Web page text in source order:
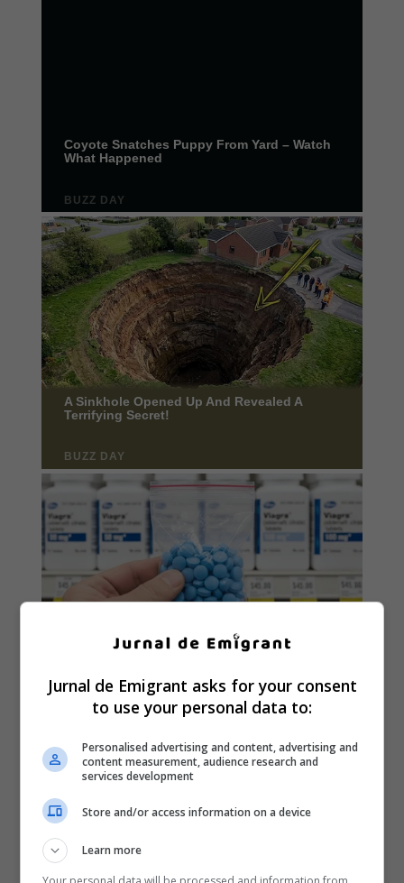
Jurnal de Emigrant asks for your consent
to use your personal data to:
Personalised advertising and content, advertising and
content measurement, audience research and
services development
Store and/or access information on a device
Learn more